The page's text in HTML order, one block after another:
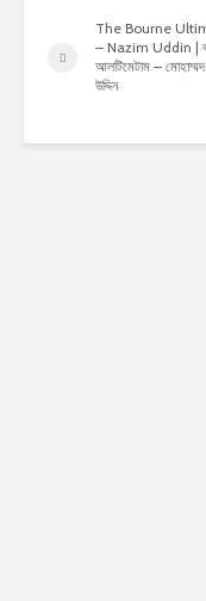
The Bourne
– Nazim Uddin |
আলটিমেটাম – মোহাম্মদ
উদ্দিন